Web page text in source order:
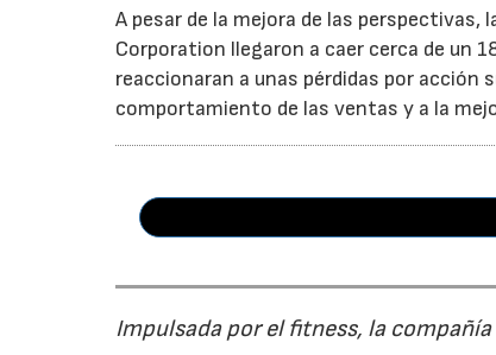
A pesar de la mejora de las
Corporation llegaron a caer cerca de un
reaccionaran a unas pérdidas por acción
comportamiento de las ventas y a la
Impulsada por el fitness, la